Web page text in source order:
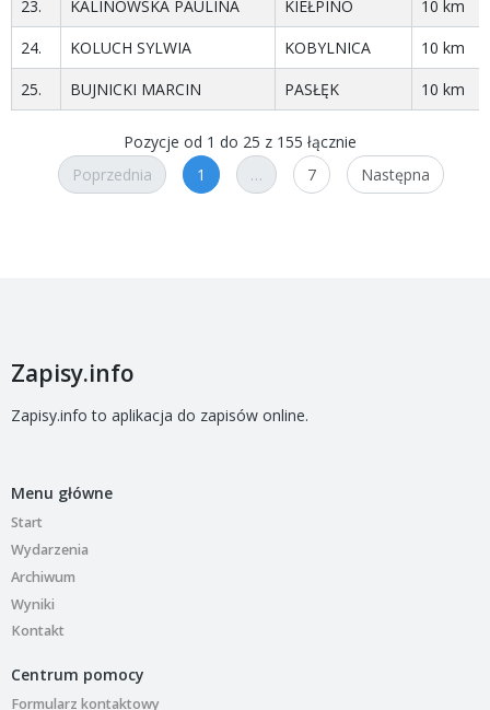
23.
KALINOWSKA PAULINA KIEŁPINO
10 km
24.
KOLUCH SYLWIA KOBYLNICA
10 km
25.
BUJNICKI MARCIN PASŁĘK 10 km
Pozycje od 1 do 25 z 155 łącznie
Poprzednia
1 … 7 Następna
Zapisy.info
Zapisy.info to aplikacja do zapisów online.
Menu główne
Start
Wydarzenia
Archiwum
Wyniki
Kontakt
Centrum pomocy
Formularz kontaktowy